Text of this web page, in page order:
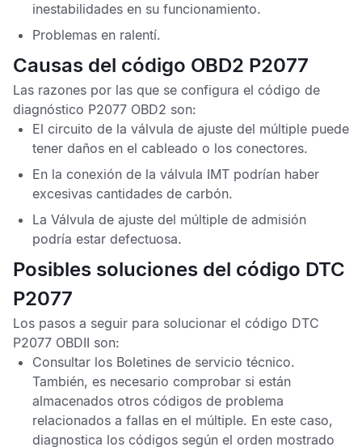
inestabilidades en su funcionamiento.
Problemas en ralentí.
Causas del código OBD2 P2077
Las razones por las que se configura el código de
diagnóstico P2077 OBD2 son:
El circuito de la válvula de ajuste del múltiple puede
tener daños en el cableado o los conectores.
En la conexión de la válvula IMT podrían haber
excesivas cantidades de carbón.
La Válvula de ajuste del múltiple de admisión
podría estar defectuosa.
Posibles soluciones del código DTC
P2077
Los pasos a seguir para solucionar el código DTC
P2077 OBDII son:
Consultar los Boletines de servicio técnico.
También, es necesario comprobar si están
almacenados otros códigos de problema
relacionados a fallas en el múltiple. En este caso,
diagnostica los códigos según el orden mostrado